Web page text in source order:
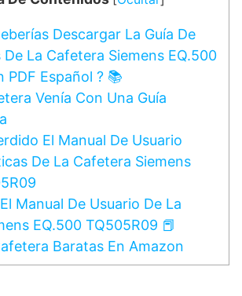
Descargar La Guía De
La Cafetera Siemens EQ.500
PDF Español ? 📚
Venía Con Una Guía
El Manual De Usuario
De La Cafetera Siemens
Manual De Usuario De La
EQ.500 TQ505R09 📕
Baratas En Amazon